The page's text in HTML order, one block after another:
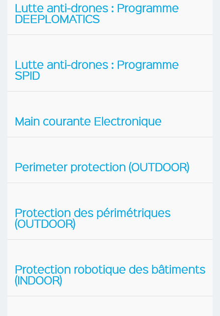
Lutte anti-drones : Programme
DEEPLOMATICS
Lutte anti-drones : Programme
SPID
Main courante Electronique
Perimeter protection (OUTDOOR)
Protection des périmétriques
(OUTDOOR)
Protection robotique des bâtiments
(INDOOR)